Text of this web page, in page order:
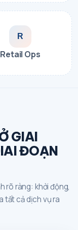
R
Retail Ops
GIAI
ĐOẠN
rõ ràng: khởi động,
tất cả dịch vụ ra